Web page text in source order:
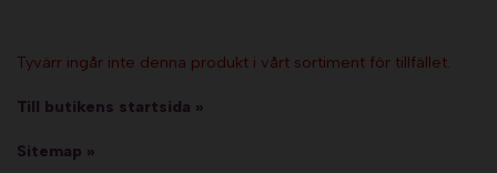
Tyvärr ingår inte denna produkt i vårt sortiment för tillfället.
Till butikens startsida »
Sitemap »